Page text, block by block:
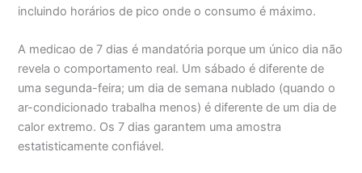
incluindo horários de pico onde o consumo é máximo.
A medicao de 7 dias é mandatória porque um único dia não
revela o comportamento real. Um sábado é diferente de
uma segunda-feira; um dia de semana nublado (quando o
ar-condicionado trabalha menos) é diferente de um dia de
calor extremo. Os 7 dias garantem uma amostra
estatisticamente confiável.